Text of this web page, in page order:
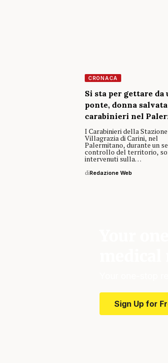
CRONACA
Si sta per gettare da
ponte, donna
carabinieri nel
I Carabinieri della
Villagrazia di Carini, nel
Palermitano, durante un
controllo del territorio,
intervenuti sulla…
diRedazione Web
Sign Up for